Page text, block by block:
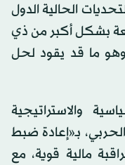
الحالية الدول
بشكل أكبر من ذي
ما قد يقود لحل
والاستراتيجية
بـ«إعادة ضبط
مالية قوية، مع